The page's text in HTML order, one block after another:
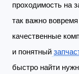
проходимость на
так важно
качественные
и понятный
быстро найти